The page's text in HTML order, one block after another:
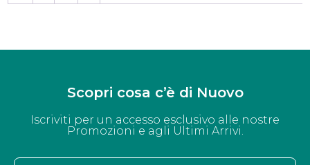
Scopri cosa c’è di Nuovo
Iscriviti per un accesso esclusivo alle nostre
Promozioni e agli Ultimi Arrivi.